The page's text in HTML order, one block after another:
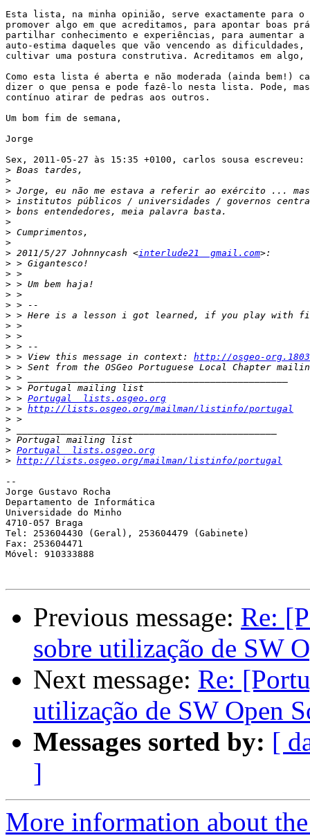
Esta lista, na minha opinião, serve exactamente para
promover algo em que acreditamos, para apontar boas
partilhar conhecimento e experiências, para aumentar a
auto-estima daqueles que vão vencendo as
cultivar uma postura construtiva. Acreditamos em algo,
Como esta lista é aberta e não moderada (ainda bem!)
dizer o que pensa e pode fazê-lo nesta lista. Pode,
contínuo atirar de pedras aos outros.
Um bom fim de semana,
Jorge
Sex, 2011-05-27 às 15:35 +0100, carlos sousa escreveu:
>
>
>
>
>
>
>
>
> 2011/5/27 Johnnycash <interlude21  gmail.com
>
>
>
>
>
>
>
>
>
> > View this message in context: http://osgeo-
>
>
>
> > Portugal  lists.osgeo.org
> > http://lists.osgeo.org/mailman/listinfo/portugal
>
>
>
> Portugal  lists.osgeo.org
> http://lists.osgeo.org/mailman/listinfo/portugal
--
Jorge Gustavo Rocha
Departamento de Informática
Universidade do Minho
4710-057 Braga
Tel: 253604430 (Geral), 253604479 (Gabinete)
Fax: 253604471
Móvel: 910333888
Previous message: Re:
sobre utilização de SW
Next message: Re:
utilização de SW Open
Messages sorted by: [
]
More information about